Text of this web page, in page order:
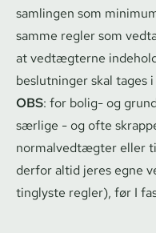
sam­lin­gen som
samme regler som
at vedtægterne
beslutninger skal tages
OBS: for bolig- og
særlige - og ofte
nor­mal­vedtæg­ter eller
derfor altid jeres egne
tinglyste regler), før I